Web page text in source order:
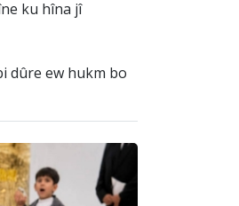
ku hîna jî
dûre ew hukm bo